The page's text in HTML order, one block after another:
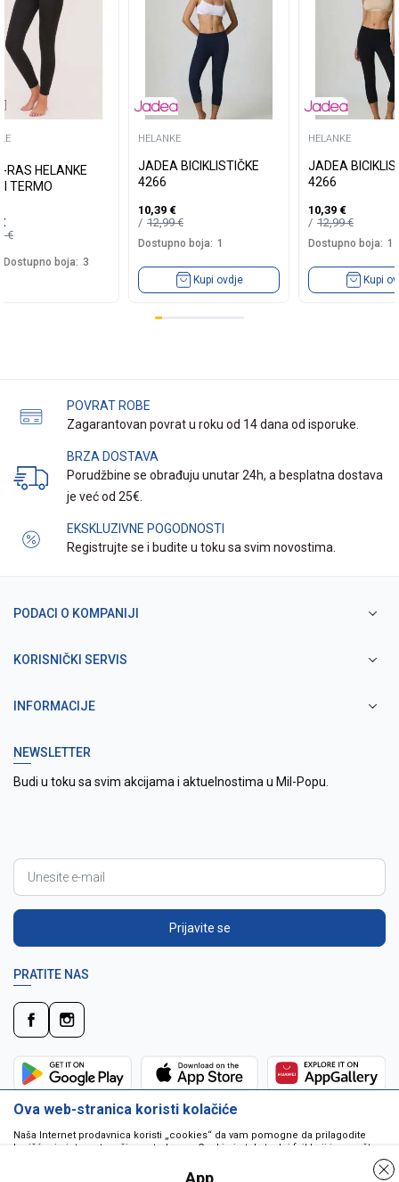
RAS HELANKE
TERMO
€
€
Dostupno boja: 3
HELANKE
JADEA BICIKLISTIČKE
4266
10,39 €
12,99€
Dostupno boja: 1
Kupi ovdje
HELANKE
JADEA
4266
10,39 €
12,99€
Dostupno boja: 1
Kupi
POVRAT ROBE
Zagarantovan povrat u roku od 14 dana od isporuke.
BRZA DOSTAVA
Porudžbine se obrađuju unutar 24h, a besplatna dostava
je već od 25€.
EKSKLUZIVNE POGODNOSTI
Registrujte se i budite u toku sa svim novostima.
PODACI O KOMPANIJI
KORISNIČKI SERVIS
INFORMACIJE
NEWSLETTER
Budi u toku sa svim akcijama i aktuelnostima u Mil-Popu.
Prijavite se
PRATITE NAS
Ova web-stranica koristi kolačiće
Naša Internet prodavnica koristi „cookies“ da vam pomogne da prilagodite
korišćenje interneta vašim potrebama. Cookie je tekstualni fajl koji je smešten
da pokrenu program ili da isporuče virus vašem računaru. Cookie-i su
App